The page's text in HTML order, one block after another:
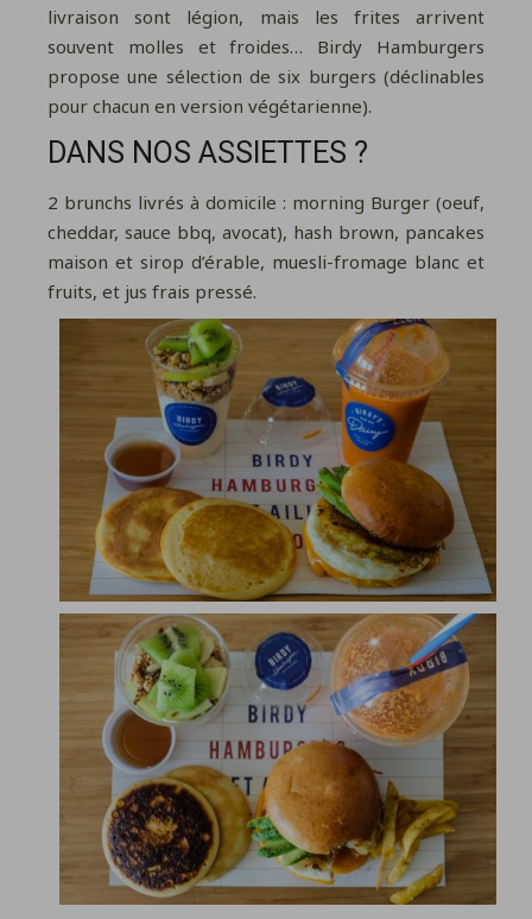
livraison sont légion, mais les frites arrivent
souvent molles et froides… Birdy Hamburgers
propose une sélection de six burgers (déclinables
pour chacun en version végétarienne).
DANS NOS ASSIETTES ?
2 brunchs livrés à domicile : morning Burger (oeuf,
cheddar, sauce bbq, avocat), hash brown, pancakes
maison et sirop d’érable, muesli-fromage blanc et
fruits, et jus frais pressé.